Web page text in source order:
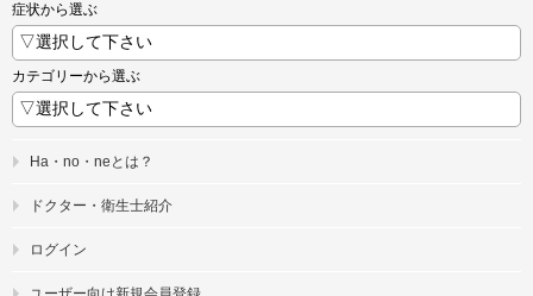
症状から選ぶ
カテゴリーから選ぶ
Ha・no・neとは？
ドクター・衛生士紹介
ログイン